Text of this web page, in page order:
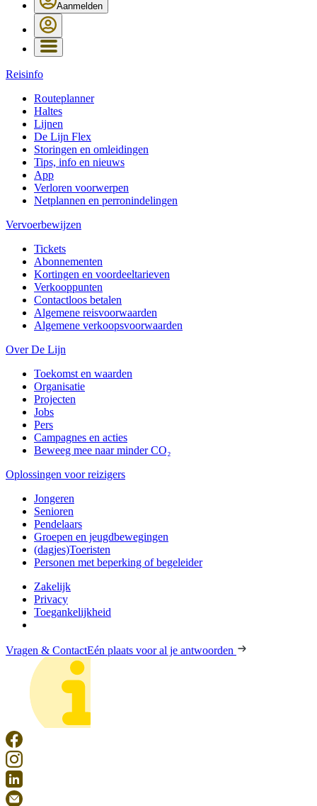
Aanmelden
Reisinfo
Routeplanner
Haltes
Lijnen
De Lijn Flex
Storingen en omleidingen
Tips, info en nieuws
App
Verloren voorwerpen
Netplannen en perronindelingen
Vervoerbewijzen
Tickets
Abonnementen
Kortingen en voordeeltarieven
Verkooppunten
Contactloos betalen
Algemene reisvoorwaarden
Algemene verkoopsvoorwaarden
Over De Lijn
Toekomst en waarden
Organisatie
Projecten
Jobs
Pers
Campagnes en acties
Beweeg mee naar minder CO₂
Oplossingen voor reizigers
Jongeren
Senioren
Pendelaars
Groepen en jeugdbewegingen
(dagjes)Toeristen
Personen met beperking of begeleider
Zakelijk
Privacy
Toegankelijkheid
Vragen & ContactEén plaats voor al je antwoorden